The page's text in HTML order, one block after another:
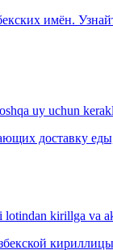
имён.
uy uchun
доставку
kirillga va